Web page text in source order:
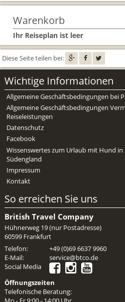
Reisen durch Schottland per Minibus
Individuelle Familienreisen in
Links
Mietwagen & Verkehr
Reiseunterlagen
Reiseversicherung
Unterkünfte
Zimmer
Warenkorb
Ihr Reiseplan ist leer
Diese Seite teilen bei:
Wichtige Informationen
Allgemeine Geschäftsbedingungen bei
Allgemeine Geschäftsbedingungen
Reiseleistungen
Datenschutz
Facebook
Wissenswertes zum Urlaub mit Hund
Südengland
Impressum
Kontakt
So erreichen Sie uns
British Travel Company
Hühnerweg 19 (nur Postadresse)
60599 Frankfurt
Telefon:
+49 (0)69 6637 9960
E-Mail:
service@btco.de
Social Media
Öffnungszeiten
Telefonische Beratung: